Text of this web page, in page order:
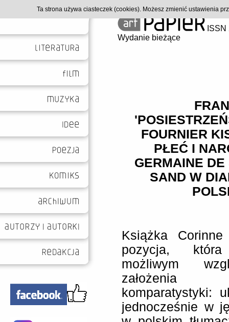
Wydanie bieżące
FOURNIER
PŁEĆ I
GERMAINE
SAND W
Książka
pozycja,
możliwym
założenia
komparatystyki:
jednocześnie w
Ta strona używa ciasteczek (cookies). Możesz zmienić ustawienia